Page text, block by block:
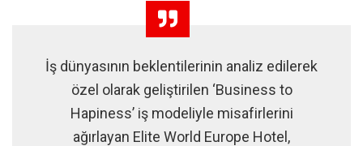
İş dünyasının beklentilerinin analiz edilerek
özel olarak geliştirilen ‘Business to
Hapiness’ iş modeliyle misafirlerini
ağırlayan Elite World Europe Hotel,